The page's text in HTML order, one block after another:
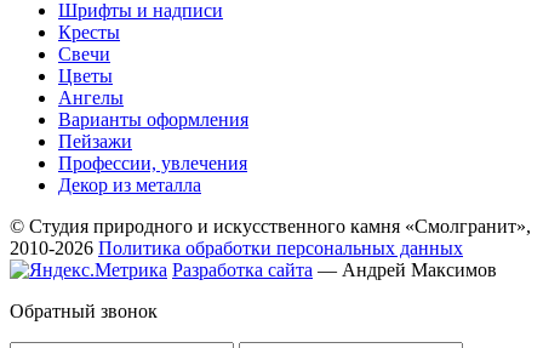
Шрифты и надписи
Кресты
Свечи
Цветы
Ангелы
Варианты оформления
Пейзажи
Профессии, увлечения
Декор из металла
© Студия природного и искусственного камня «Смолгранит»,
2010-2026 Политика обработки персональных данных
Разработка сайта — Андрей Максимов
Обратный звонок